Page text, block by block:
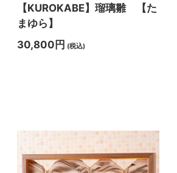
【KUROKABE】瑠璃雛 【た
まゆら】
30,800円 (税込)